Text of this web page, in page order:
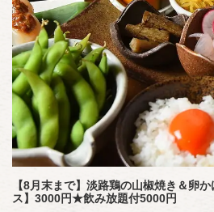
【8月末まで】淡路鶏の山椒焼き＆卵
ス】3000円★飲み放題付5000円